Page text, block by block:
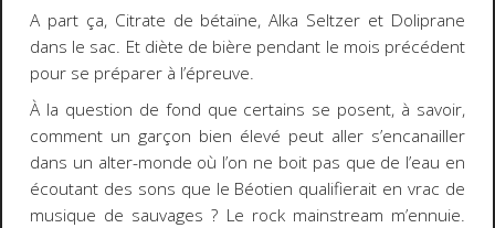
A part ça, Citrate de bétaïne, Alka Seltzer et Doliprane
dans le sac. Et diète de bière pendant le mois précédent
pour se préparer à l’épreuve.
À la question de fond que certains se posent, à savoir,
comment un garçon bien élevé peut aller s’encanailler
dans un alter-monde où l’on ne boit pas que de l’eau en
écoutant des sons que le Béotien qualifierait en vrac de
musique de sauvages ? Le rock mainstream m’ennuie.